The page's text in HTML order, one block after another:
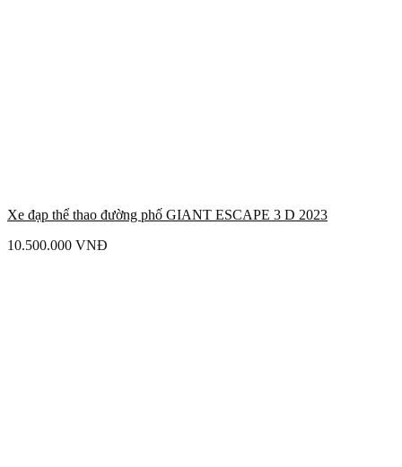
Xe đạp thể thao đường phố GIANT ESCAPE 3 D 2023
10.500.000 VNĐ